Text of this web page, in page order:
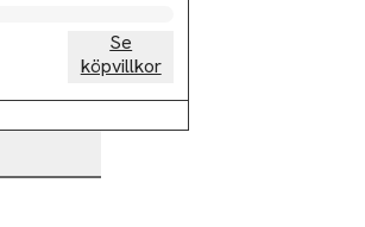
Se
köpvillkor